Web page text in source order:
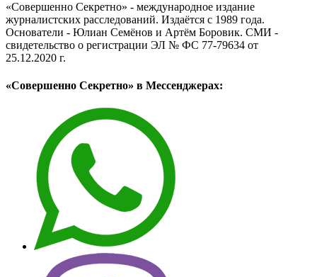
«Совершенно Секретно» - международное издание
журналистских расследований. Издаётся с 1989 года.
Основатели - Юлиан Семёнов и Артём Боровик. CМИ -
свидетельство о регистрации ЭЛ № ФС 77-79634 от
25.12.2020 г.
«Совершенно Секретно» в Мессенджерах: